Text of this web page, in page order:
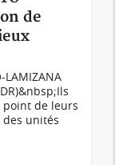
de
de leurs
unités